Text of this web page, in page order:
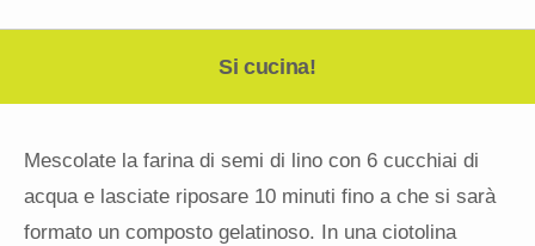
Si cucina!
Mescolate la farina di semi di lino con 6 cucchiai di
acqua e lasciate riposare 10 minuti fino a che si sarà
formato un composto gelatinoso. In una ciotolina